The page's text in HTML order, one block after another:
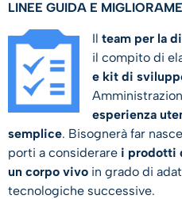
LINEE GUIDA E
Il team per la
il compito di
e kit di
esperienza
semplice. Bisognerà far
porti a considerare i prodotti
un corpo vivo in grado di
tecnologiche successive.